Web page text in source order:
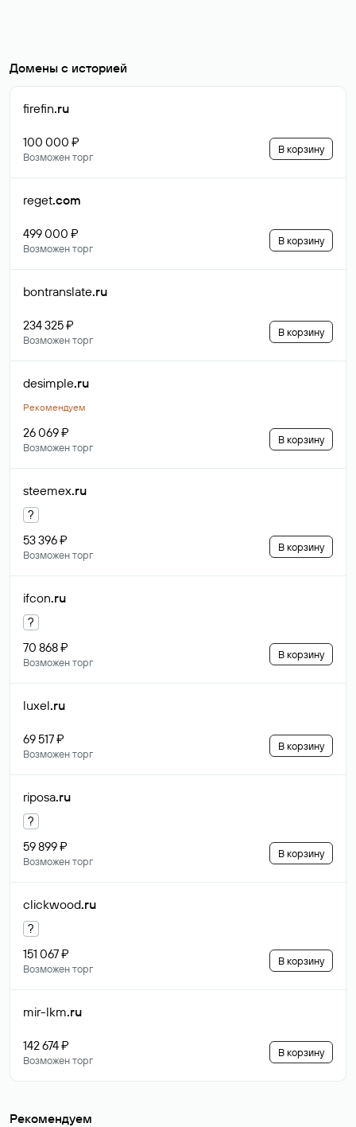
Домены с историей
firefin.ru
100 000 ₽
Возможен торг
В корзину
reget.com
499 000 ₽
Возможен торг
В корзину
bontranslate.ru
234 325 ₽
Возможен торг
В корзину
desimple.ru
Рекомендуем
26 069 ₽
Возможен торг
В корзину
steemex.ru
?
53 396 ₽
Возможен торг
В корзину
ifcon.ru
?
70 868 ₽
Возможен торг
В корзину
luxel.ru
69 517 ₽
Возможен торг
В корзину
riposa.ru
?
59 899 ₽
Возможен торг
В корзину
clickwood.ru
?
151 067 ₽
Возможен торг
В корзину
mir-lkm.ru
142 674 ₽
Возможен торг
В корзину
Рекомендуем